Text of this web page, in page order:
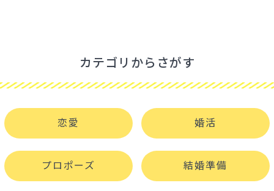
カテゴリからさがす
恋愛 婚活
プロポーズ 結婚準備